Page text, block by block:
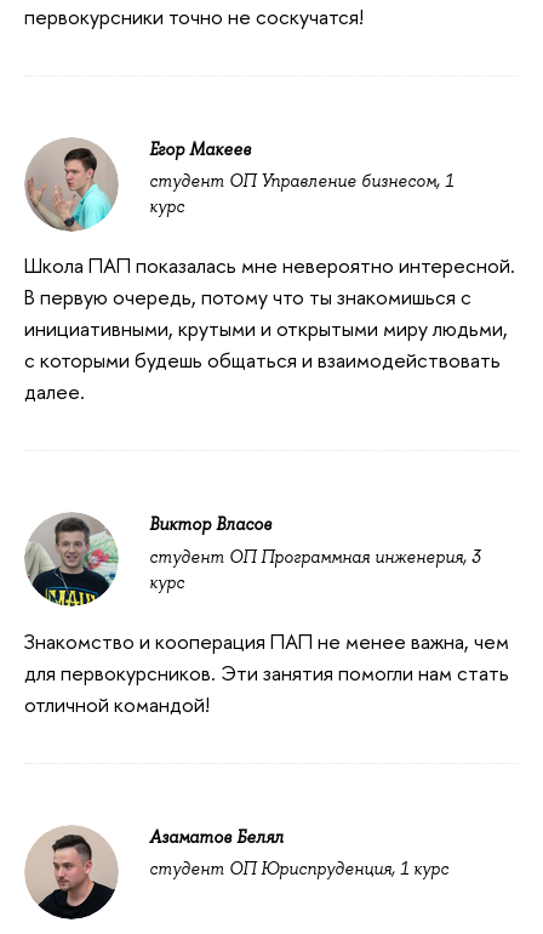
первокурсники точно не соскучатся!
Егор Макеев
студент ОП Управление бизнесом, 1
курс
Школа ПАП показалась мне невероятно интересной.
В первую очередь, потому что ты знакомишься с
инициативными, крутыми и открытыми миру людьми,
с которыми будешь общаться и взаимодействовать
далее.
Виктор Власов
студент ОП Программная инженерия, 3
курс
Знакомство и кооперация ПАП не менее важна, чем
для первокурсников. Эти занятия помогли нам стать
отличной командой!
Азаматов Белял
студент ОП Юриспруденция, 1 курс